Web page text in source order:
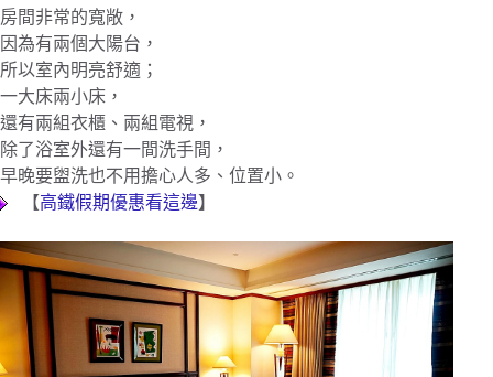
房間非常的寬敞，
因為有兩個大陽台，
所以室內明亮舒適；
一大床兩小床，
還有兩組衣櫃、兩組電視，
除了浴室外還有一間洗手間，
早晚要盥洗也不用擔心人多、位置小。
【高鐵假期優惠看這邊】